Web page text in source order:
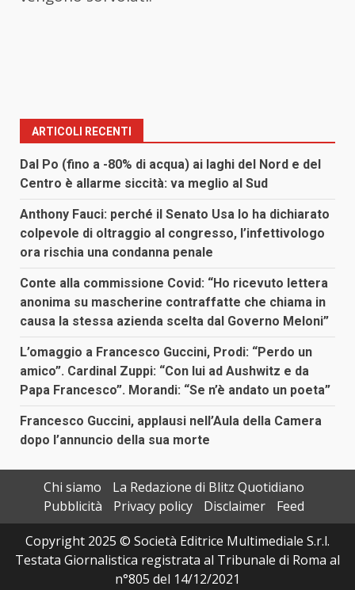
ARTICOLI RECENTI
Dal Po (fino a -80% di acqua) ai laghi del Nord e del
Centro è allarme siccità: va meglio al Sud
Anthony Fauci: perché il Senato Usa lo ha dichiarato
colpevole di oltraggio al congresso, l’infettivologo
ora rischia una condanna penale
Conte alla commissione Covid: “Ho ricevuto lettera
anonima su mascherine contraffatte che chiama in
causa la stessa azienda scelta dal Governo Meloni”
L’omaggio a Francesco Guccini, Prodi: “Perdo un
amico”. Cardinal Zuppi: “Con lui ad Aushwitz e da
Papa Francesco”. Morandi: “Se n’è andato un poeta”
Francesco Guccini, applausi nell’Aula della Camera
dopo l’annuncio della sua morte
Chi siamo
La Redazione di Blitz Quotidiano
Pubblicità
Privacy policy Disclaimer
Feed
Copyright 2025 © Società Editrice Multimediale S.r.l.
Testata Giornalistica registrata al Tribunale di Roma al
n°805 del 14/12/2021